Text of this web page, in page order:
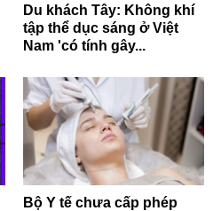
Du khách Tây: Không khí
tập thể dục sáng ở Việt
Nam 'có tính gây...
Bộ Y tế chưa cấp phép